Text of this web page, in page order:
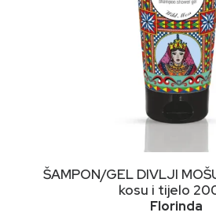
DODAJ U KORPU
ŠAMPON/GEL DIVLJI
kosu i tijelo
Florinda